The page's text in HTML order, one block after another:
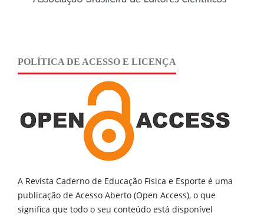
POLÍTICA DE ACESSO E LICENÇA
A Revista Caderno de Educação Física e Esporte é uma
publicação de Acesso Aberto (Open Access), o que
significa que todo o seu conteúdo está disponível